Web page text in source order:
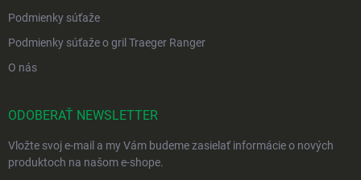
Podmienky súťaže
Podmienky súťaže o gril Traeger Ranger
O nás
ODOBERAŤ NEWSLETTER
Vložte svoj e-mail a my Vám budeme zasielať informácie o nových
produktoch na našom e-shope.